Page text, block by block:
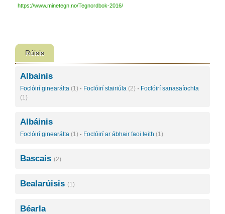
https://www.minetegn.no/Tegnordbok-2016/
Rúisis
Albainis
Foclóirí ginearálta (1) · Foclóirí stairiúla (2) · Foclóirí sanasaíochta
(1)
Albáinis
Foclóirí ginearálta (1) · Foclóirí ar ábhair faoi leith (1)
Bascais (2)
Bealarúisis (1)
Béarla